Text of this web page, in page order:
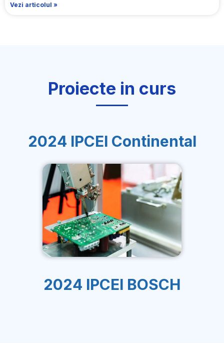
Vezi articolul »
Proiecte in curs
2024 IPCEI Continental
2024 IPCEI BOSCH